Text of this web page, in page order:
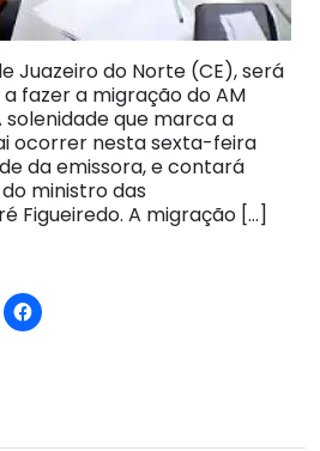
Juazeiro do Norte (CE), será
fazer a migração do AM
solenidade que marca a
ocorrer nesta sexta-feira
da emissora, e contará
ministro das
Figueiredo. A migração […]